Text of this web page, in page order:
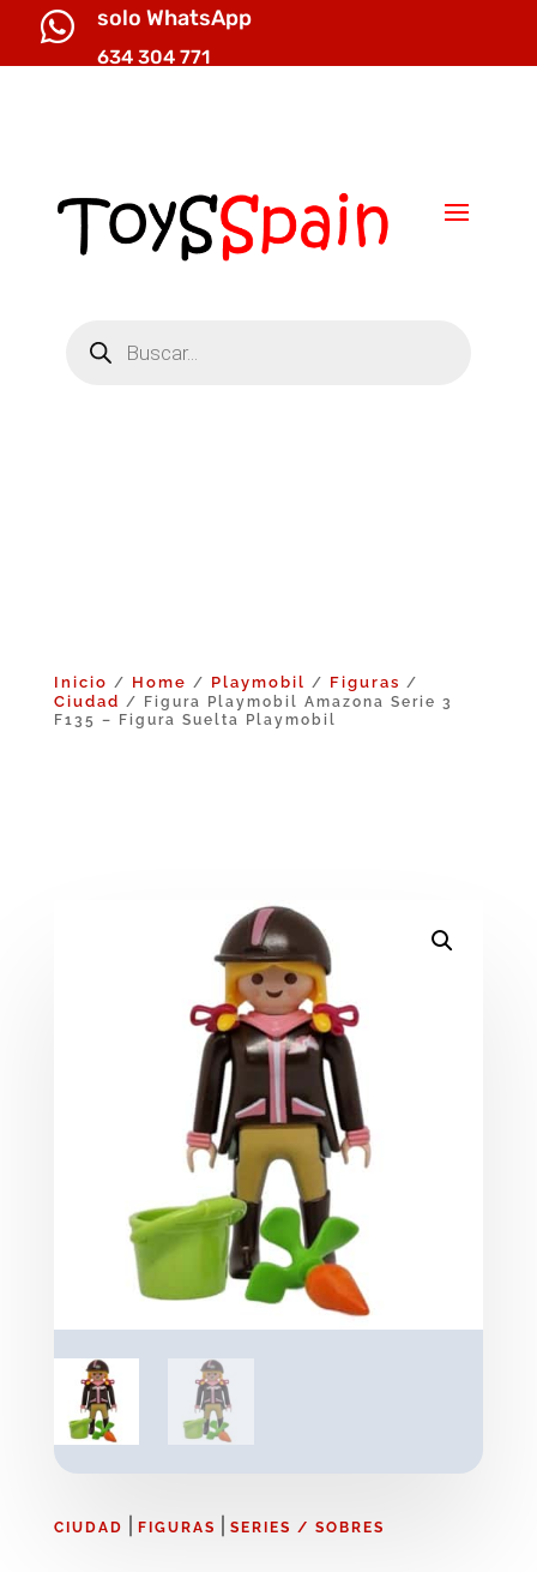
 solo WhatsApp
634 304 771
productos
Inicio / Home / Playmobil / Figuras /
Ciudad / Figura Playmobil Amazona Serie 3
F135 – Figura Suelta Playmobil
CIUDAD FIGURAS SERIES / SOBRES